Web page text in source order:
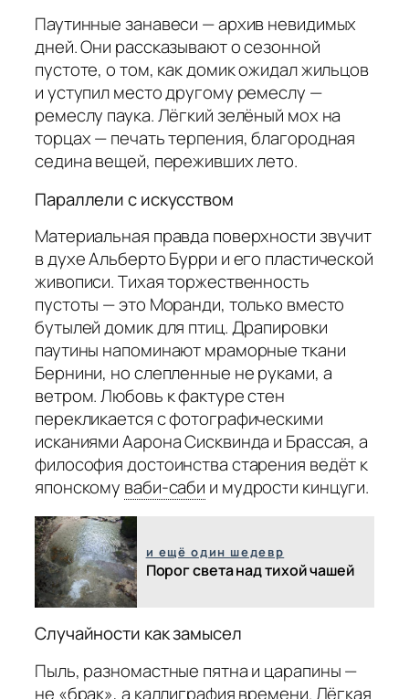
Паутинные занавеси — архив невидимых
дней. Они рассказывают о сезонной
пустоте, о том, как домик ожидал жильцов
и уступил место другому ремеслу —
ремеслу паука. Лёгкий зелёный мох на
торцах — печать терпения, благородная
седина вещей, переживших лето.
Параллели с искусством
Материальная правда поверхности звучит
в духе Альберто Бурри и его пластической
живописи. Тихая торжественность
пустоты — это Моранди, только вместо
бутылей домик для птиц. Драпировки
паутины напоминают мраморные ткани
Бернини, но слепленные не руками, а
ветром. Любовь к фактуре стен
перекликается с фотографическими
исканиями Аарона Сисквинда и Брассая, а
философия достоинства старения ведёт к
японскому ваби-саби и мудрости кинцуги.
и ещё один шедевр
Порог света над тихой чашей
Случайности как замысел
Пыль, разномастные пятна и царапины —
не «брак», а каллиграфия времени. Лёгкая